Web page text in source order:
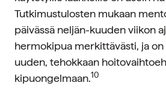
Tutkimustulosten mukaan
päivässä neljän-kuuden viikon
hermokipua merkittävästi, ja
uuden, tehokkaan
kipuongelmaan.10